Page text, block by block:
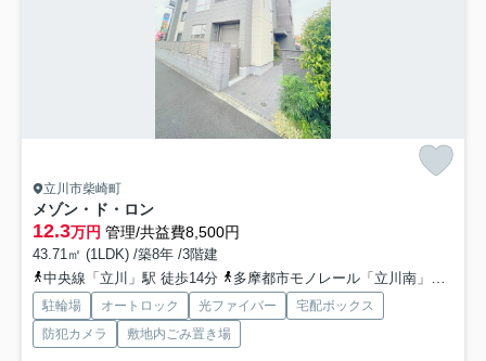
立川市柴崎町
メゾン・ド・ロン
12.3万円 管理/共益費8,500円
43.71㎡ (1LDK) /築8年 /3階建
中央線「立川」駅 徒歩14分
多摩都市モノレール「立川南」駅 徒歩14分
駐輪場 オートロック 光ファイバー
宅配ボックス
防犯カメラ
敷地内ごみ置き場